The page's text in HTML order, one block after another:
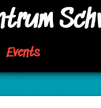
Events